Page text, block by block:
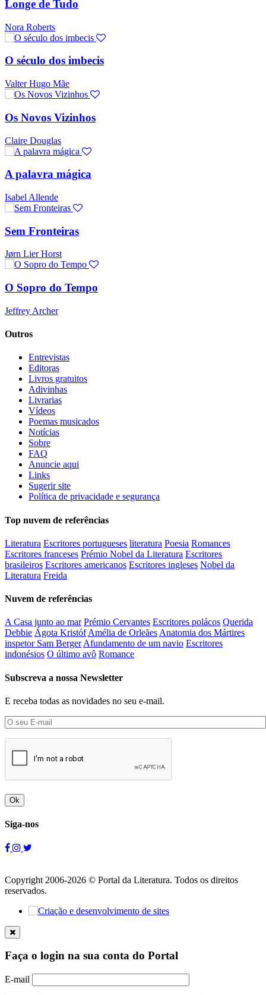
Longe de Tudo
Nora Roberts
O século dos imbecis
Valter Hugo Mãe
Os Novos Vizinhos
Claire Douglas
A palavra mágica
Isabel Allende
Sem Fronteiras
Jørn Lier Horst
O Sopro do Tempo
Jeffrey Archer
Outros
Entrevistas
Editoras
Livros gratuitos
Adivinhas
Livrarias
Vídeos
Poemas musicados
Notícias
Sobre
FAQ
Anuncie aqui
Links
Sugerir site
Política de privacidade e segurança
Top nuvem de referências
Literatura Escritores portugueses literatura Poesia Romances
Escritores franceses Prémio Nobel da Literatura Escritores
brasileiros Escritores americanos Escritores ingleses Nobel da
Literatura Freida
Nuvem de referências
A Casa junto ao mar Prémio Cervantes Escritores polácos Querida
Debbie Ágota KristófAmélia de OrleãesAnatomia dos Mártires
inspetor Sam BergerAfundamento de um navio Escritores
indonésios O último avô Romance
Subscreva a nossa Newsletter
E receba todas as novidades no seu e-mail.
Ok
Siga-nos
Copyright 2006-2026 © Portal da Literatura. Todos os direitos
reservados.
Faça o login na sua conta do Portal
E-mail